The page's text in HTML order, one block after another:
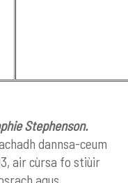
Stephenson.
dannsa-ceum
air cùrsa fo stiùir